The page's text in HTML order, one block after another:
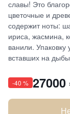
славы! Это
цветочные и
содержит ноты:
ириса, жасмина,
ванили. Упаковку
вставших на
-40 % 27000